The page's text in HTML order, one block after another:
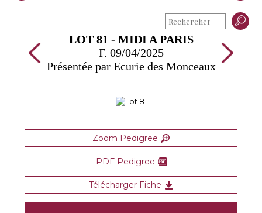
LOT 81 - MIDI A PARIS
F. 09/04/2025
Présentée par Ecurie des Monceaux
Zoom Pedigree
PDF Pedigree
Télécharger Fiche